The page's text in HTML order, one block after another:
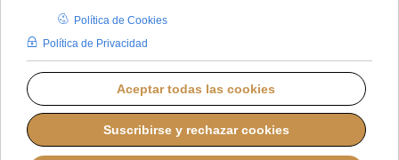
JOSÉ GARCÍA DESDE EL VATICANO